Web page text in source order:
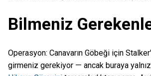
Bilmeniz
Operasyon: Canavarın Göbeği için
girmeniz gerekiyor — ancak buraya